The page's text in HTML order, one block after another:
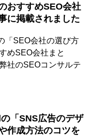
おすすめSEO会社
に掲載されました
「SEO会社の選び方
めSEO会社まと
社のSEOコンサルテ
細は以下の記事をご
会社の選び方とは？
会社まとめ！...
「SNS広告のデザ
作成方法のコツを